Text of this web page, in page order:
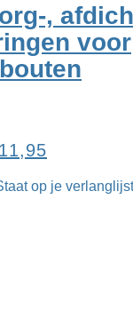
optie
kan
gekozen
worden
op
,
voor
11,95
tot
op je